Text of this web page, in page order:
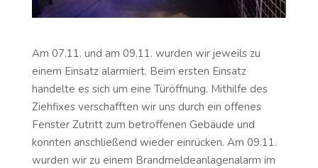
Am 07.11. und am 09.11. wurden wir jeweils zu
einem Einsatz alarmiert. Beim ersten Einsatz
handelte es sich um eine Türöffnung. Mithilfe des
Ziehfixes verschafften wir uns durch ein offenes
Fenster Zutritt zum betroffenen Gebäude und
konnten anschließend wieder einrücken. Am 09.11.
wurden wir zu einem Brandmeldeanlagenalarm im